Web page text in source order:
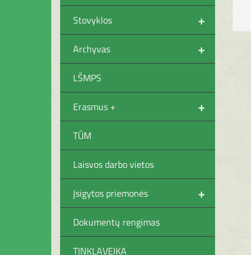
+
Stovyklos
+
Archyvas
LŠMPS
+
Erasmus +
TŪM
Laisvos darbo vietos
+
Įsigytos priemonės
Dokumentų rengimas
TINKLAVEIKA